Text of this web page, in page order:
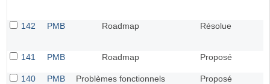
142 PMB Roadmap Résolue
141 PMB Roadmap Proposé
140 PMB Problèmes fonctionnels Proposé